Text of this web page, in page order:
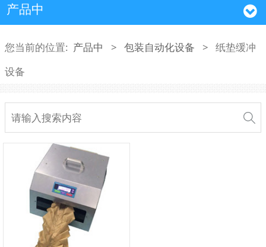
产品中
您当前的位置: 产品中 > 包装自动化设备 > 纸垫缓冲
设备